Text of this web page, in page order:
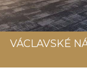
VÁCLAVSKÉ